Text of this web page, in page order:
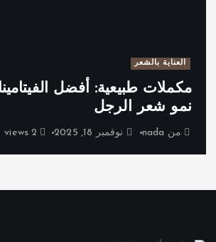
العناية بالشعر
مكملات طبيعية: أفضل
نمو شعر الرجل
من nada نوفمبر 18, 2025 2 views